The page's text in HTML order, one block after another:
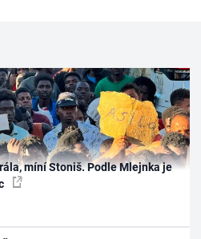
míní Stoniš. Podle Mlejnka je